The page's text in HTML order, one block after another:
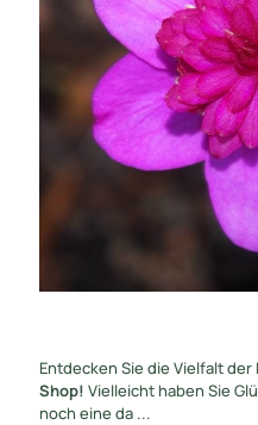
Entdecken Sie die Vielfalt der
Shop! Vielleicht haben Sie
noch eine da ...